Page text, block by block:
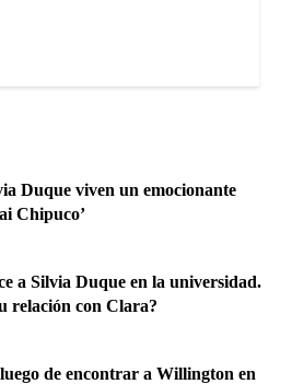
Duque viven un emocionante
Chipuco’
a Silvia Duque en la universidad.
relación con Clara?
de encontrar a Willington en